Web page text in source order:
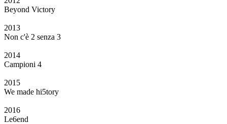
Beyond Victory
2013
Non c'è 2 senza 3
2014
Campioni 4
2015
We made hi5tory
2016
Le6end